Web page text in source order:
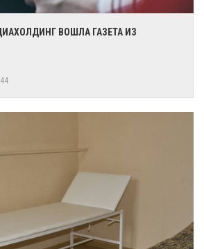
ВОШЛА ГАЗЕТА ИЗ